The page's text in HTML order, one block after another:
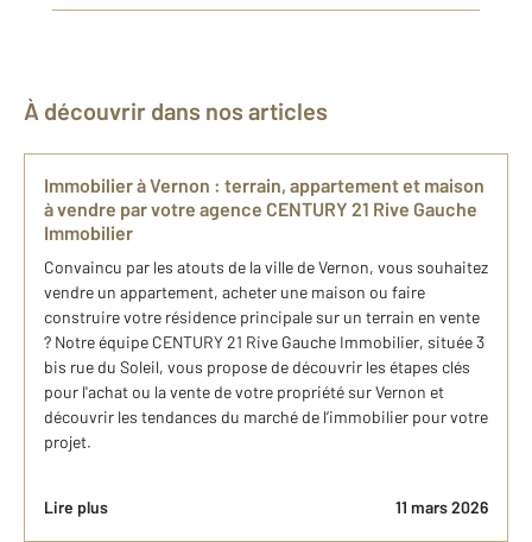
À découvrir dans nos articles
Immobilier à Vernon : terrain, appartement et maison
à vendre par votre agence CENTURY 21 Rive Gauche
Immobilier
Convaincu par les atouts de la ville de Vernon, vous souhaitez
vendre un appartement, acheter une maison ou faire
construire votre résidence principale sur un terrain en vente
? Notre équipe CENTURY 21 Rive Gauche Immobilier, située 3
bis rue du Soleil, vous propose de découvrir les étapes clés
pour l'achat ou la vente de votre propriété sur Vernon et
découvrir les tendances du marché de l’immobilier pour votre
projet.
Lire plus 11 mars 2026